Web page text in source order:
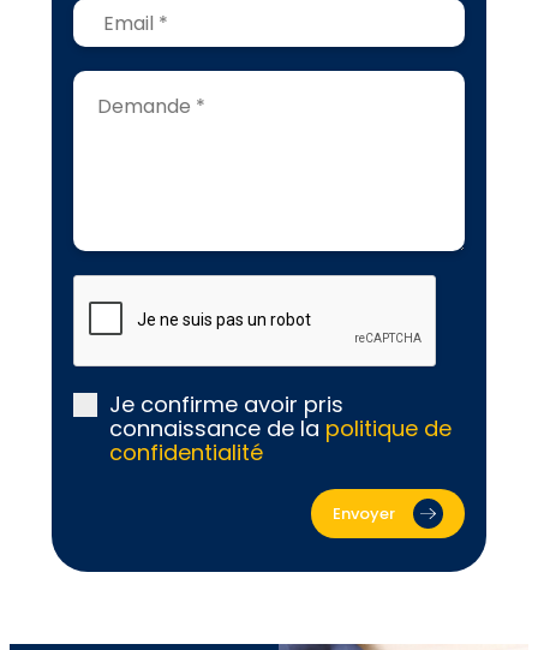
Je confirme avoir pris
connaissance de la politique de
confidentialité
Envoyer